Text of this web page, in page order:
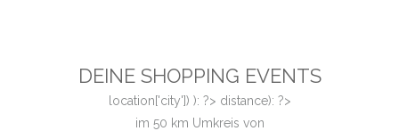
DEINE SHOPPING EVENTS
location['city']) ): ?> distance): ?>
im 50 km Umkreis von